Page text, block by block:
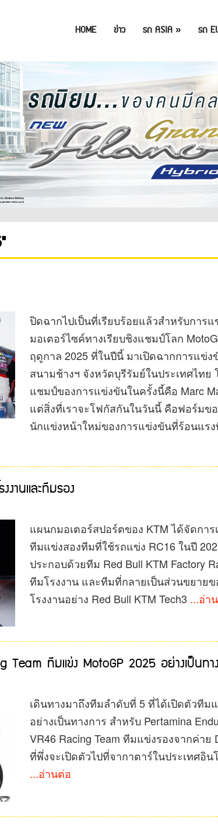
HOME ข่าว รถ ASIA » รถ
ปิดฉากไปเป็นที่เรียบร้อยแล้วสำหรับการ
มอเตอร์ไซค์ทางเรียบชิงแชมป์โลก
ฤดูกาล 2025 ที่ในปีนี้ มาเปิดฉากการแข่ง
สนามช้างฯ จังหวัดบุรีรัมย์ในประเทศไทย
แชมป์ของการแข่งขันในครั้งนี้คือ Marc
แต่สิ่งที่เราจะโฟกัสกันในวันนี้ คือฟอร์มข
นักแข่งหน้าใหม่ของการแข่งขันที่ร้อนแร
านและทีมรอง
แผนกมอเตอร์สปอร์ตของ KTM ได้จัดการ
ทีมแข่งสองทีมที่ใช้รถแข่ง RC16 ในปี
ประกอบด้วยทีม Red Bull KTM Factory
ทีมโรงงาน และทีมที่กลายเป็นส่วนขยาย
โรงงานอย่าง Red Bull KTM Tech3 ...อ่า
ทีมแข่ง MotoGP 2025 อย่างเป็นทา
เดินทางมาถึงทีมลำดับที่ 5 ที่ได้เปิดตัวทีม
อย่างเป็นทางการ สำหรับ Pertamina
VR46 Racing Team ทีมแข่งรองจากค่าย
ที่พึ่งจะเปิดตัวไปที่จากาตาร์ในประเทศอิน
...อ่านต่อ